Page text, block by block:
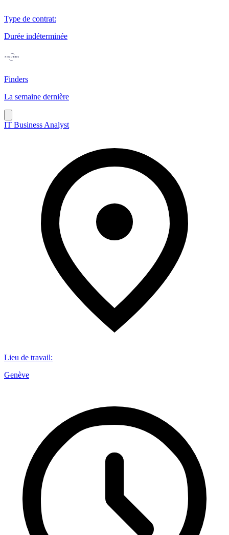
Type de contrat:
Durée indéterminée
Finders
La semaine dernière
IT Business Analyst
Lieu de travail:
Genève